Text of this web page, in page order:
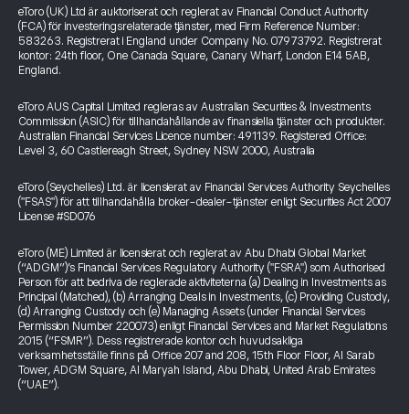
eToro (UK) Ltd är auktoriserat och reglerat av Financial Conduct Authority
(FCA) för investeringsrelaterade tjänster, med Firm Reference Number:
583263. Registrerat i England under Company No. 07973792. Registrerat
kontor: 24th floor, One Canada Square, Canary Wharf, London E14 5AB,
England.
eToro AUS Capital Limited regleras av Australian Securities & Investments
Commission (ASIC) för tillhandahållande av finansiella tjänster och produkter.
Australian Financial Services Licence number: 491139. Registered Office:
Level 3, 60 Castlereagh Street, Sydney NSW 2000, Australia
eToro (Seychelles) Ltd. är licensierat av Financial Services Authority Seychelles
("FSAS") för att tillhandahålla broker-dealer-tjänster enligt Securities Act 2007
License #SD076
eToro (ME) Limited är licensierat och reglerat av Abu Dhabi Global Market
(“ADGM”)’s Financial Services Regulatory Authority ("FSRA") som Authorised
Person för att bedriva de reglerade aktiviteterna (a) Dealing in Investments as
Principal (Matched), (b) Arranging Deals in Investments, (c) Providing Custody,
(d) Arranging Custody och (e) Managing Assets (under Financial Services
Permission Number 220073) enligt Financial Services and Market Regulations
2015 (“FSMR”). Dess registrerade kontor och huvudsakliga
verksamhetsställe finns på Office 207 and 208, 15th Floor Floor, Al Sarab
Tower, ADGM Square, Al Maryah Island, Abu Dhabi, United Arab Emirates
(“UAE”).